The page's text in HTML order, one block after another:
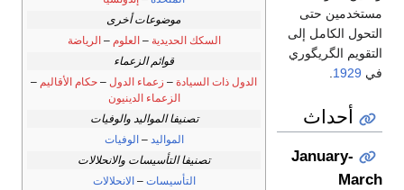
موضوعات أخرى
السكك الحديدية –العلوم –الرياضة
قوائم الزعماء
الدول ذات السيادة – زعماء الدول – حكام الأقاليم –
الزعماء الدينيون
تصنيفا المواليد والوفيات
المواليد –الوفيات
تصنيفا التأسيسات والانحلالات
التأسيسات –الانحلالات
مستخدمين حتى
التحول الكامل إلى
التقويم الگريگوري
في 1929
أحداث
January-
March